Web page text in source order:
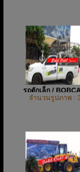
รถตักเล็ก /
จำนวนรูปภาพ :